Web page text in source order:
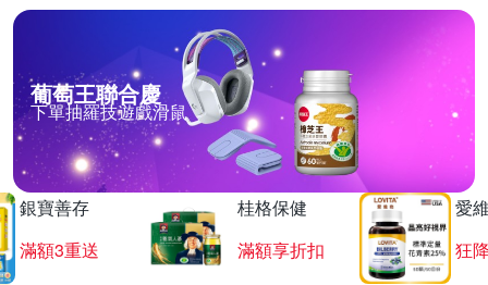
葡萄王聯合慶
下單抽羅技遊戲滑鼠
銀寶善存
滿額3重送
桂格保健
滿額享折扣
愛
狂